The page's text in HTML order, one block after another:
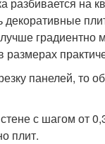
декоративные
градиентно
панелей, то
с шагом от
плит.